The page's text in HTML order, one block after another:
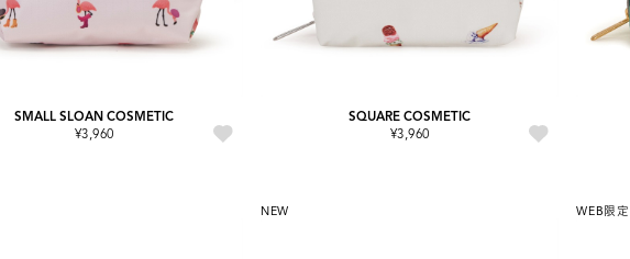
SMALL SLOAN COSMETIC
¥3,960
SQUARE COSMETIC
¥3,960
NEW WEB限定